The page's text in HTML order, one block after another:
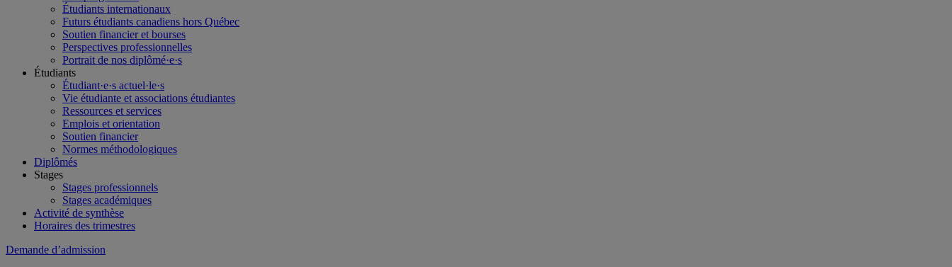
Étudiants internationaux
Futurs étudiants canadiens hors Québec
Soutien financier et bourses
Perspectives professionnelles
Portrait de nos diplômé·e·s
Étudiants
Étudiant·e·s actuel·le·s
Vie étudiante et associations étudiantes
Ressources et services
Emplois et orientation
Soutien financier
Normes méthodologiques
Diplômés
Stages
Stages professionnels
Stages académiques
Activité de synthèse
Horaires des trimestres
Demande d’admission